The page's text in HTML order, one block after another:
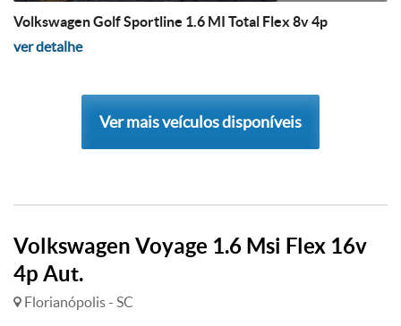
Volkswagen Golf Sportline 1.6 MI Total Flex 8v 4p
ver detalhe
Ver mais veículos disponíveis
Volkswagen Voyage 1.6 Msi Flex 16v
4p Aut.
Florianópolis - SC